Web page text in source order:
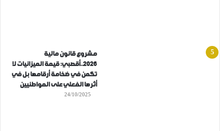
مشروع قانون مالية
2026..أقصبي: قيمة الميزانيات لا
تكمن في ضخامة أرقامها بل في
أثرها الفعلي على المواطنيين
24/10/2025